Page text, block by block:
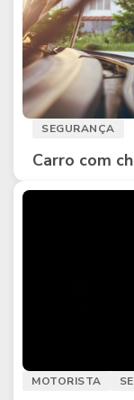
SEGURANÇA
Carro com
MOTORISTA